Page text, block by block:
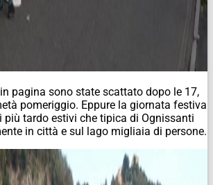
pagina sono state scattato dopo le 17,
pomeriggio. Eppure la giornata festiva
tardo estivi che tipica di Ognissanti
in città e sul lago migliaia di persone.